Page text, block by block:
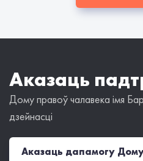
Аказаць
Дому правоў чалавека імя
дзейнасці
Аказаць дапамогу